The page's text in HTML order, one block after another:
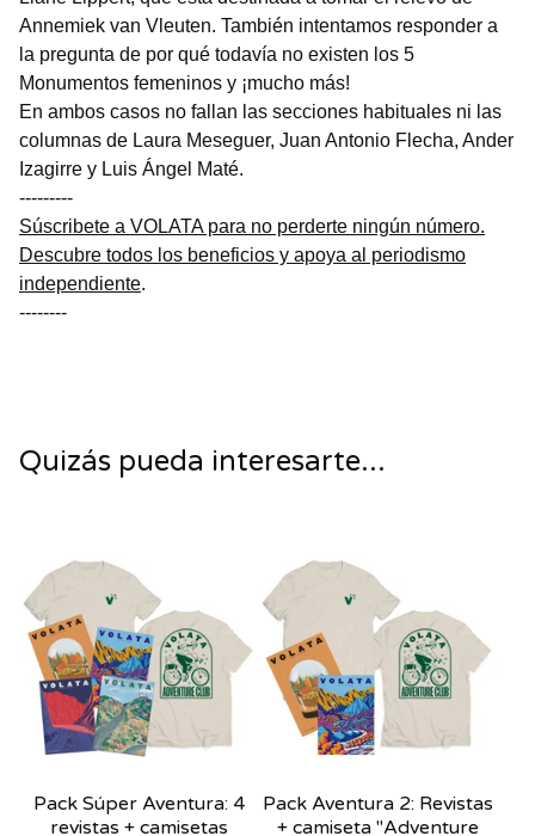
Annemiek van Vleuten. También intentamos responder a
la pregunta de por qué todavía no existen los 5
Monumentos femeninos y ¡mucho más!
En ambos casos no fallan las secciones habituales ni las
columnas de Laura Meseguer, Juan Antonio Flecha, Ander
Izagirre y Luis Ángel Maté.
---------
Súscribete a VOLATA para no perderte ningún número.
Descubre todos los beneficios y apoya al periodismo
independiente.
--------
Quizás pueda interesarte...
Pack Súper Aventura: 4
revistas + camisetas
Pack Aventura 2: Revistas
+ camiseta "Adventure